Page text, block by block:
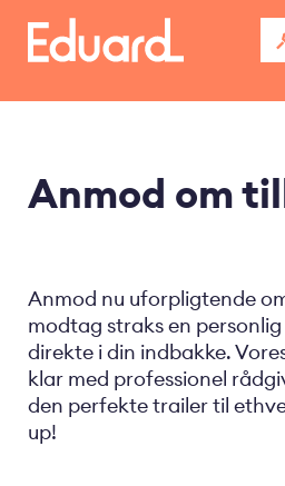
hovedindhold
Anmod om
Anmod nu uforpligtende
modtag straks en
direkte i din indbakke.
klar med professionel
den perfekte trailer til
up!